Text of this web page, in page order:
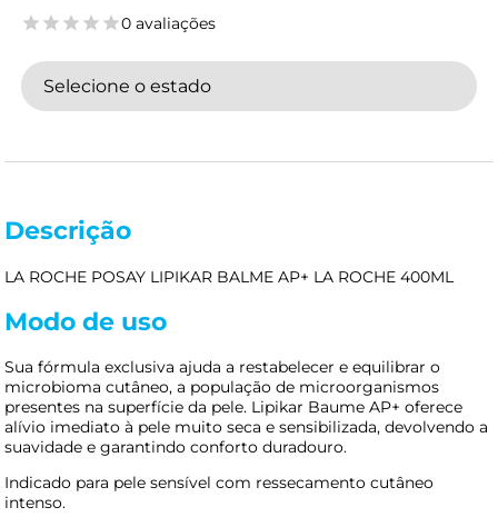
0 avaliações
Selecione o estado
Descrição
LA ROCHE POSAY LIPIKAR BALME AP+ LA ROCHE 400ML
Modo de uso
Sua fórmula exclusiva ajuda a restabelecer e equilibrar o
microbioma cutâneo, a população de microorganismos
presentes na superfície da pele. Lipikar Baume AP+ oferece
alívio imediato à pele muito seca e sensibilizada, devolvendo a
suavidade e garantindo conforto duradouro.
Indicado para pele sensível com ressecamento cutâneo
intenso.